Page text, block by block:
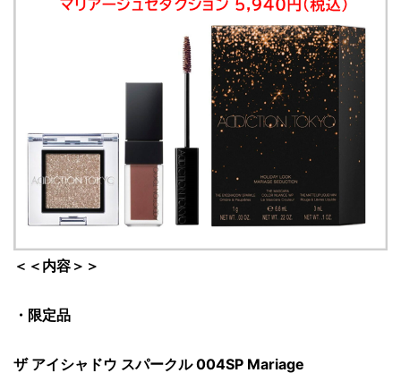
＜＜内容＞＞
・限定品
ザ アイシャドウ スパークル 004SP Mariage